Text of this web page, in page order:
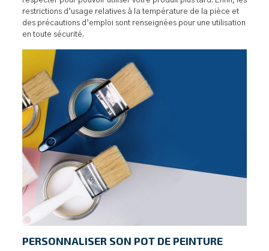
restrictions d’usage relatives à la température de la pièce et
des précautions d’emploi sont renseignées pour une utilisation
en toute sécurité.
PERSONNALISER SON POT DE PEINTURE